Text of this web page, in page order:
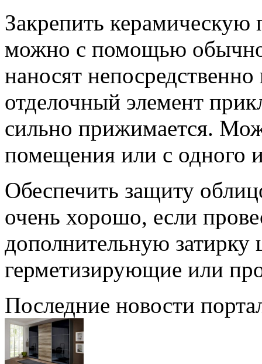
Закрепить керамическую
можно с помощью
наносят
отделочный элемент
сильно прижимается.
помещения или с одного
Обеспечить защиту
очень хорошо, если
дополнительную
герметизирующие или
Последние новости